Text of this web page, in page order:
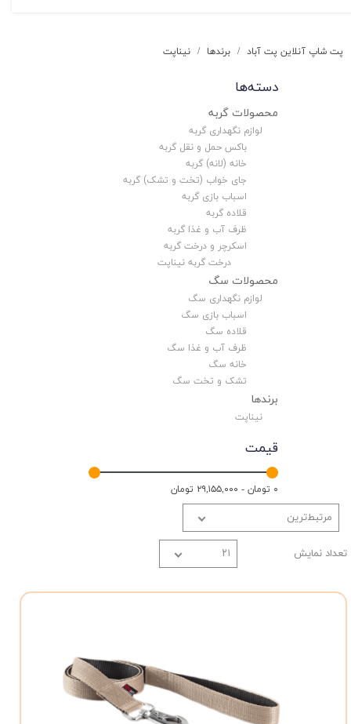
پت شاپ آنلاین پت آباد برندها نیناپت
دسته‌ها
محصولات گربه
لوازم نگهداری گربه
باکس حمل و نقل گربه
خانه (لانه) گربه
جای خواب (تخت و تشک) گربه
اسباب بازی گربه
قلاده گربه
ظرف آب و غذا گربه
اسکرچر و درخت گربه
درخت گربه نیناپت
محصولات سگ
لوازم نگهداری سگ
اسباب بازی سگ
قلاده سگ
ظرف آب و غذا سگ
خانه سگ
تشک و تخت سگ
برندها
نیناپت
قیمت
۰ تومان - ۲۹,۱۵۵,۰۰۰ تومان
مرتبط‌ترین
تعداد نمایش ۲۱